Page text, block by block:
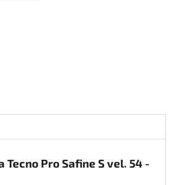
Tecno Pro Safine S vel. 54 -